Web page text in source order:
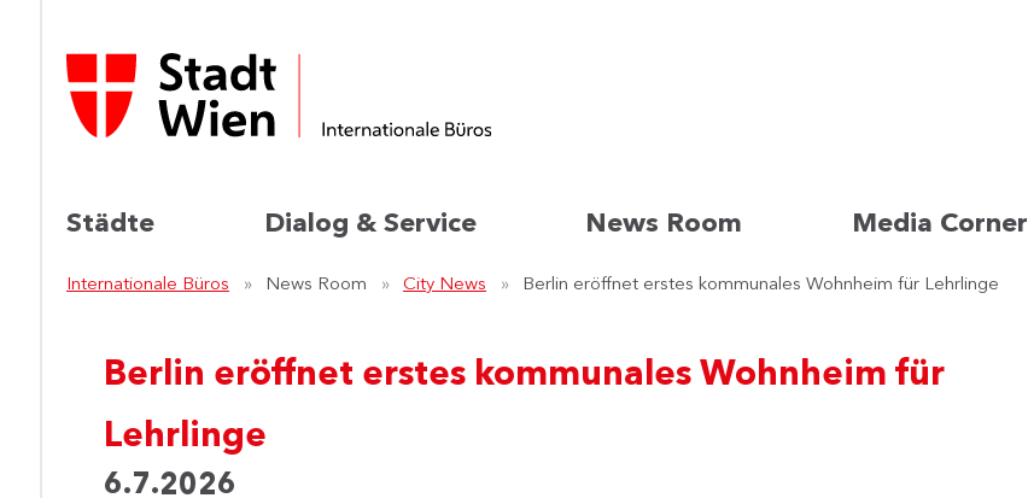
Städte Dialog & Service News Room Media Corner
Internationale Büros News Room City News Berlin eröffnet erstes kommunales Wohnheim für Lehrlinge
Berlin eröffnet erstes kommunales Wohnheim für
Lehrlinge
6.7.2026